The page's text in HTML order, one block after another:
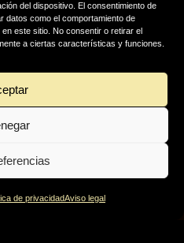
del dispositivo. El consentimiento de
datos como el comportamiento de
este sitio. No consentir o retirar el
a ciertas características y funciones.
de privacidadAviso legal